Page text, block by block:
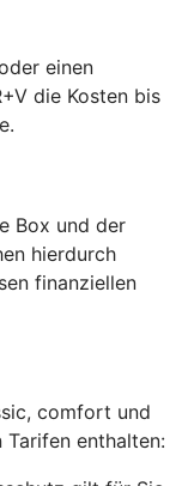
einen
die Kosten bis
Box und der
hierdurch
finanziellen
comfort und
Tarifen enthalten: